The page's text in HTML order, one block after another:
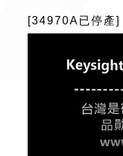
[34970A已停產